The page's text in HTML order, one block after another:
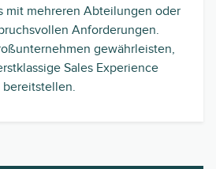
mit mehreren Abteilungen oder
Anforderungen.
gewährleisten,
Sales Experience
bereitstellen.